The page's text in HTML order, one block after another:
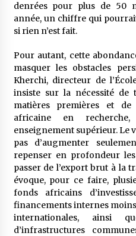
denrées pour plus de 50
année, un chiffre qui
si rien n’est fait.
Pour autant, cette
masquer les obstacles
Kherchi, directeur de
insiste sur la nécessité de
matières premières et de
africaine en
enseignement supérieur. Le
pas d’augmenter
repenser en profondeur
passer de l’export brut à la
évoque, pour ce faire,
fonds africains
financements internes
internationales, ainsi
d’infrastructures